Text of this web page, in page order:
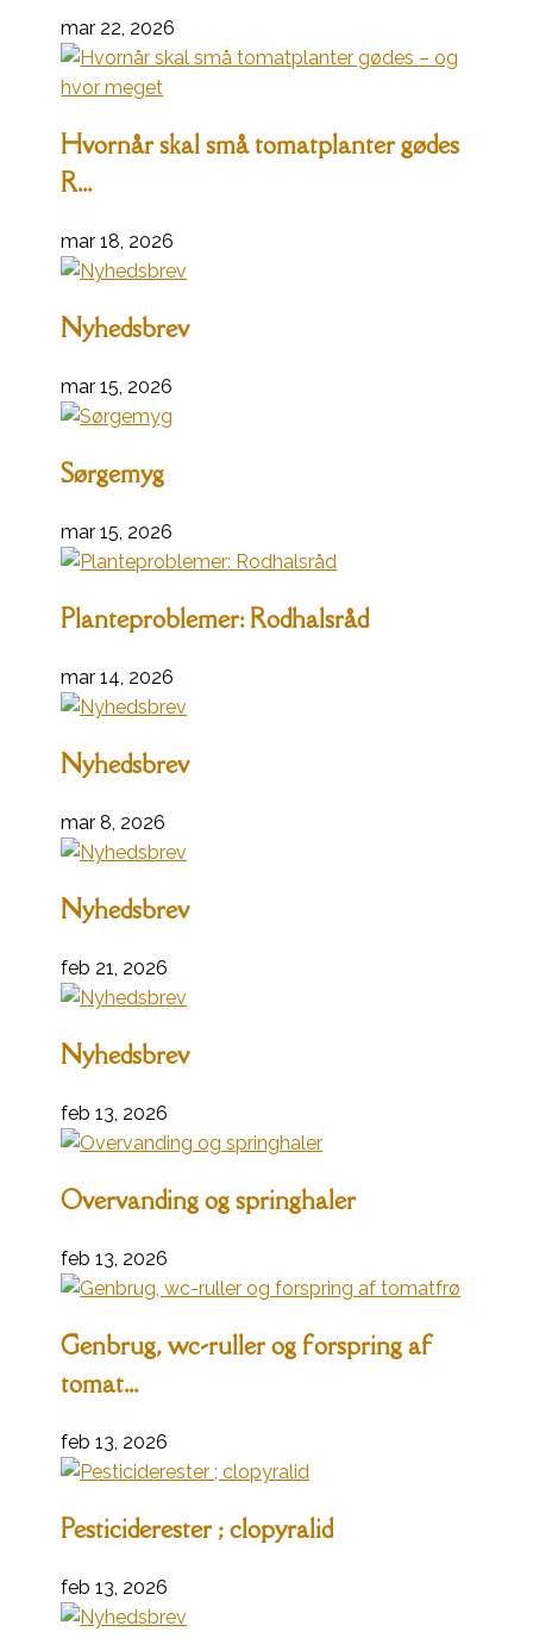
mar 22, 2026
Hvornår skal små tomatplanter gødes
R...
mar 18, 2026
Nyhedsbrev
mar 15, 2026
Sørgemyg
mar 15, 2026
Planteproblemer: Rodhalsråd
mar 14, 2026
Nyhedsbrev
mar 8, 2026
Nyhedsbrev
feb 21, 2026
Nyhedsbrev
feb 13, 2026
Overvanding og springhaler
feb 13, 2026
Genbrug, wc-ruller og forspring af
tomat...
feb 13, 2026
Pesticiderester ; clopyralid
feb 13, 2026